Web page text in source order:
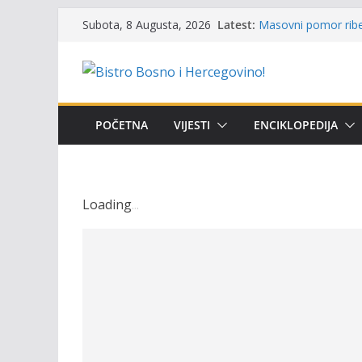
Skip
content
Subota, 8 Augusta, 2026 Latest: Masovni pomor
Poziv za učešće u
Obavještenje
osobe sa
POČETNA VIJESTI ENCIKLOPEDIJA
Loading...